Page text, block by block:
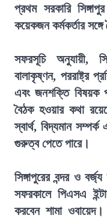
প্রথম সরকারি
কয়েকজন কর্মকর্তার সঙ্গে
সফরসূচি অনুযায়ী,
বালাকৃষ্ণন, পররাষ্ট্র
এবং জনশক্তি বিষয়ক
বৈঠক হওয়ার কথা
স্বার্থ, বিদ্যমান
গুরুত্ব পেতে পারে।
সিঙ্গাপুরের বন্দর ও
সফরকালে পিএসএ
করবেন শামা